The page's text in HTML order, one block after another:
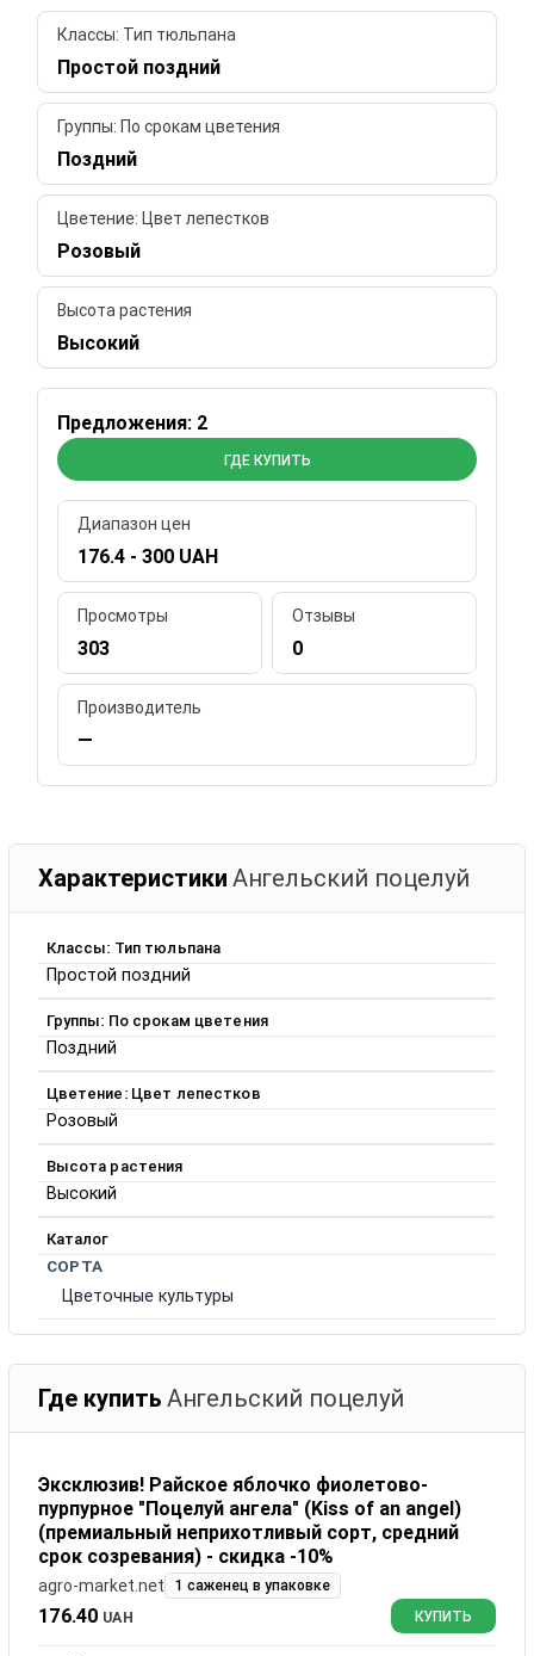
Классы: Тип тюльпана
Простой поздний
Группы: По срокам цветения
Поздний
Цветение: Цвет лепестков
Розовый
Высота растения
Высокий
Предложения: 2
ГДЕ КУПИТЬ
Диапазон цен
176.4 - 300 UAH
Просмотры
303
Отзывы
0
Производитель
—
Характеристики Ангельский поцелуй
Классы: Тип тюльпана
Простой поздний
Группы: По срокам цветения
Поздний
Цветение: Цвет лепестков
Розовый
Высота растения
Высокий
Каталог
СОРТА
Цветочные культуры
Где купить Ангельский поцелуй
Эксклюзив! Райское яблочко фиолетово-
пурпурное "Поцелуй ангела" (Kiss of an angel)
(премиальный неприхотливый сорт, средний
срок созревания) - скидка -10%
agro-market.net 1 саженец в упаковке
176.40 UAH КУПИТЬ